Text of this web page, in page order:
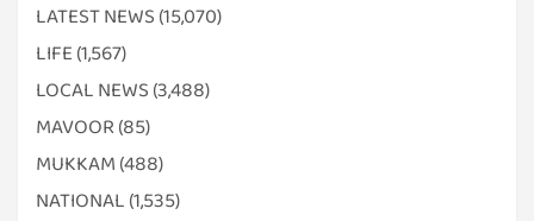
LATEST NEWS (15,070)
LIFE (1,567)
LOCAL NEWS (3,488)
MAVOOR (85)
MUKKAM (488)
NATIONAL (1,535)